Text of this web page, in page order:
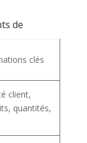
de
clés
client,
quantités,